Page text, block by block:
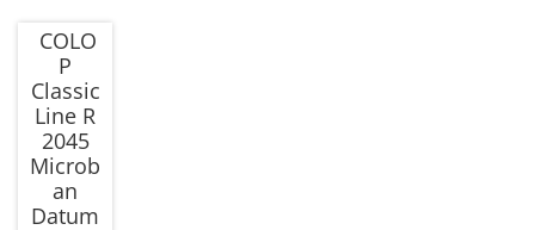
COLO
P
Classic
Line R
2045
Microb
an
Datum